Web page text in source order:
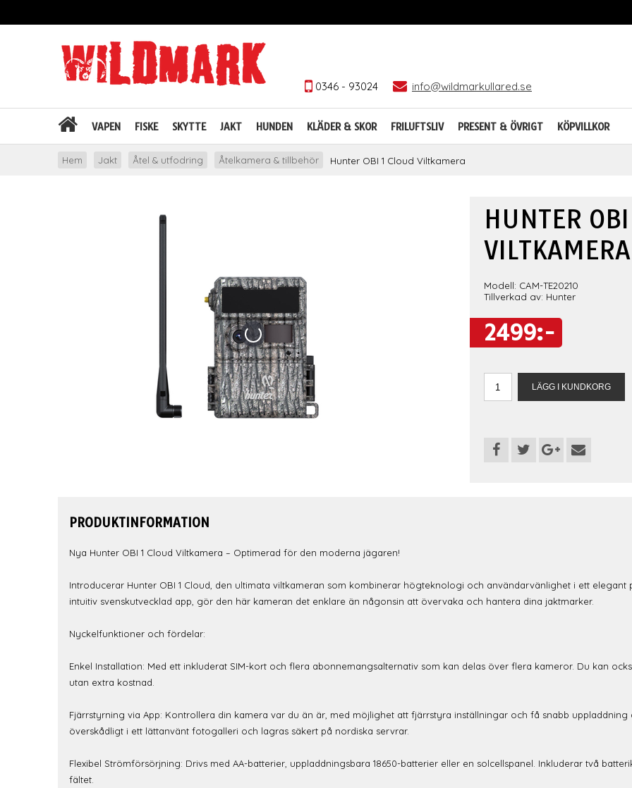
0346 - 93024 info@wildmarkullared.se
VAPEN FISKE SKYTTE JAKT HUNDEN KLÄDER & SKOR FRILUFTSLIV PRESENT & ÖVRIGT KÖPVILLKOR
Hem Jakt Åtel & utfodring Åtelkamera & tillbehör Hunter OBI 1 Cloud Viltkamera
HUNTER
VILTKAMERA
Modell: CAM-TE20210
Tillverkad av: Hunter
2499:-
PRODUKTINFORMATION
Nya Hunter OBI 1 Cloud Viltkamera – Optimerad för den moderna jägaren!
Introducerar Hunter OBI 1 Cloud, den ultimata viltkameran som kombinerar högteknologi och användarvänlighet i ett
intuitiv svenskutvecklad app, gör den här kameran det enklare än någonsin att övervaka och hantera dina jaktmarker.
Nyckelfunktioner och fördelar:
Enkel Installation: Med ett inkluderat SIM-kort och flera abonnemangsalternativ som kan delas över flera kameror. Du kan
utan extra kostnad.
Fjärrstyrning via App: Kontrollera din kamera var du än är, med möjlighet att fjärrstyra inställningar och få snabb
överskådligt i ett lättanvänt fotogalleri och lagras säkert på nordiska servrar.
Flexibel Strömförsörjning: Drivs med AA-batterier, uppladdningsbara 18650-batterier eller en solcellspanel. Inkluderar två
fältet.